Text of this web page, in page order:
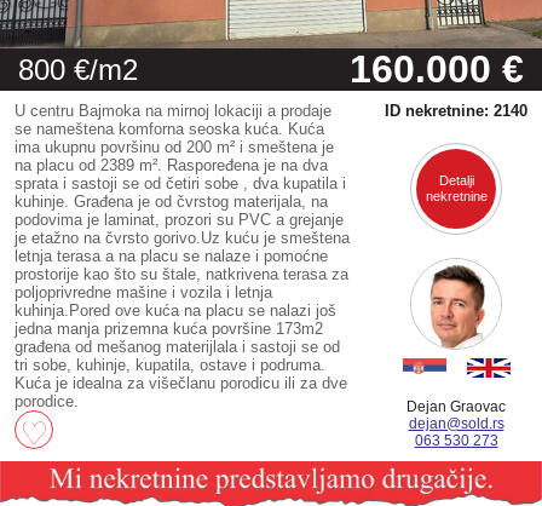
800 €/m2 160.000 €
U centru Bajmoka na mirnoj lokaciji a prodaje
se nameštena komforna seoska kuća. Kuća
ima ukupnu površinu od 200 m² i smeštena je
na placu od 2389 m². Raspoređena je na dva
sprata i sastoji se od četiri sobe , dva kupatila i
kuhinje. Građena je od čvrstog materijala, na
podovima je laminat, prozori su PVC a grejanje
je etažno na čvrsto gorivo.Uz kuću je smeštena
letnja terasa a na placu se nalaze i pomoćne
prostorije kao što su štale, natkrivena terasa za
poljoprivredne mašine i vozila i letnja
kuhinja.Pored ove kuća na placu se nalazi još
jedna manja prizemna kuća površine 173m2
građena od mešanog materijlala i sastoji se od
tri sobe, kuhinje, kupatila, ostave i podruma.
Kuća je idealna za višečlanu porodicu ili za dve
porodice.
ID nekretnine: 2140
Detalji
nekretnine
Dejan Graovac
dejan@sold.rs
063 530 273